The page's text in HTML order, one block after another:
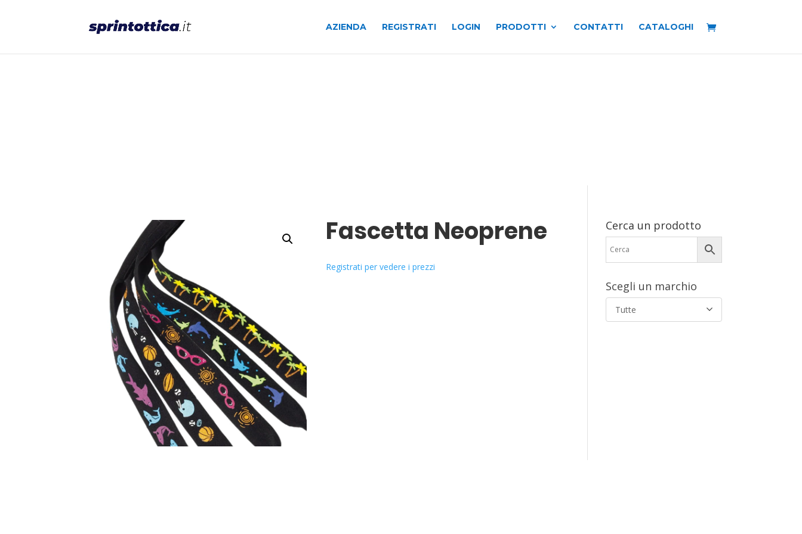
AZIENDA REGISTRATI LOGIN PRODOTTI CONTATTI CATALOGHI
Fascetta Neoprene
Registrati per vedere i prezzi
Cerca un prodotto
Scegli un marchio
Tutte